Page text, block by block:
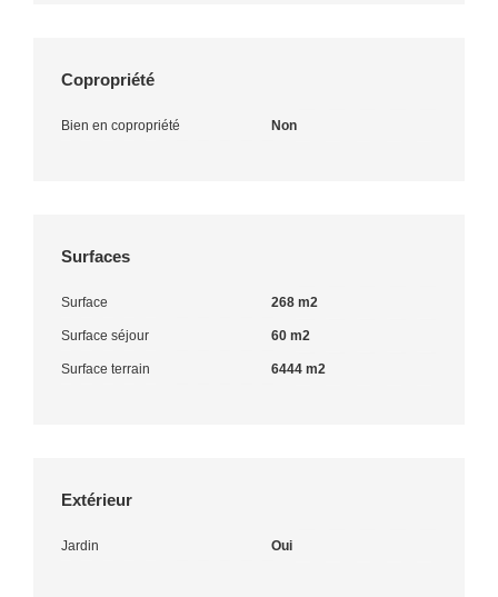
Copropriété
Bien en copropriété Non
Surfaces
Surface 268 m2
Surface séjour 60 m2
Surface terrain 6444 m2
Extérieur
Jardin Oui